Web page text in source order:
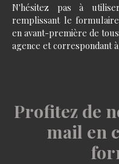
N'hésitez pas à
remplissant le
en avant-première de
agence et correspondant
Profitez de
mail en